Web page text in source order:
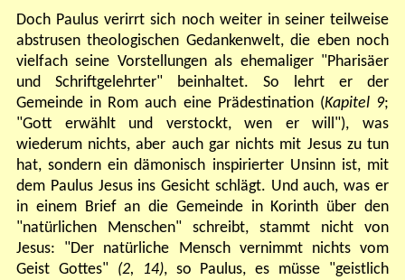
Doch Paulus verirrt sich noch weiter in seiner teilweise
abstrusen theologischen Gedankenwelt, die eben noch
vielfach seine Vorstellungen als ehemaliger "Pharisäer
und Schriftgelehrter" beinhaltet. So lehrt er der
Gemeinde in Rom auch eine Prädestination (Kapitel 9;
"Gott erwählt und verstockt, wen er will"), was
wiederum nichts, aber auch gar nichts mit Jesus zu tun
hat, sondern ein dämonisch inspirierter Unsinn ist, mit
dem Paulus Jesus ins Gesicht schlägt. Und auch, was er
in einem Brief an die Gemeinde in Korinth über den
"natürlichen Menschen" schreibt, stammt nicht von
Jesus: "Der natürliche Mensch vernimmt nichts vom
Geist Gottes" (2, 14), so Paulus, es müsse "geistlich